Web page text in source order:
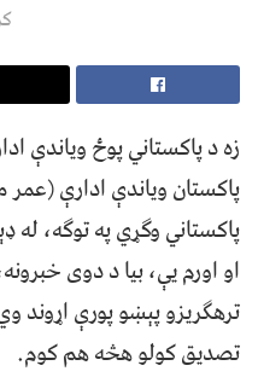
پاکستان ویاندې ادارې (عمر
پاکستاني وګړي په توګه،
او اورم يې، بیا د دوی
ترهګریزو پېښو پورې اړوند
تصدیق کولو هڅه هم کوم.